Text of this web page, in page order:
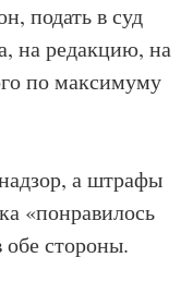
подать в суд
на редакцию, на
по максимуму
а штрафы
«понравилось
стороны.